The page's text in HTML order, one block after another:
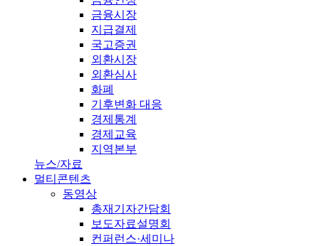
금융시장
지급결제
국고증권
외환시장
외환심사
화폐
기후변화 대응
경제통계
경제교육
지역본부
뉴스/자료
멀티콘텐츠
동영상
총재기자간담회
보도자료설명회
컨퍼런스·세미나